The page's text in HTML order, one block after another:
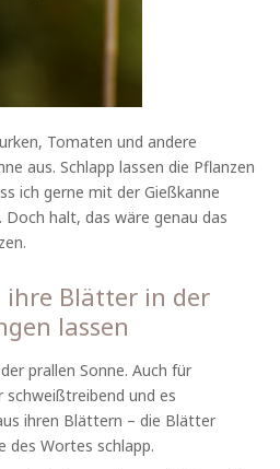
Tomaten und andere
aus. Schlapp lassen die Pflanzen
ich gerne mit der Gießkanne
halt, das wäre genau das
ihre Blätter in der
lassen
prallen Sonne. Auch für
und es
ihren Blättern – die Blätter
des Wortes schlapp.